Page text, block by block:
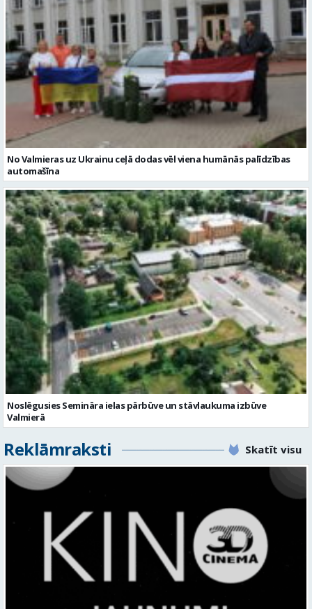
No Valmieras uz Ukrainu ceļā dodas vēl viena humānās palīdzības
automašīna
Noslēgusies Semināra ielas pārbūve un stāvlaukuma izbūve
Valmierā
Reklāmraksti Skatīt visu